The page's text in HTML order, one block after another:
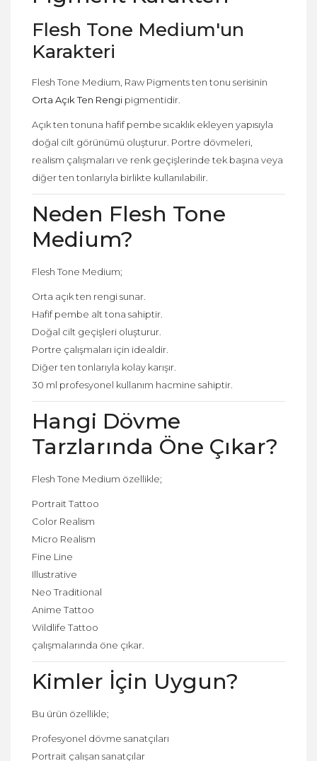
Flesh Tone Medium'un
Karakteri
Flesh Tone Medium, Raw Pigments ten tonu serisinin
Orta Açık Ten Rengi pigmentidir.
Açık ten tonuna hafif pembe sıcaklık ekleyen yapısıyla
doğal cilt görünümü oluşturur. Portre dövmeleri,
realism çalışmaları ve renk geçişlerinde tek başına veya
diğer ten tonlarıyla birlikte kullanılabilir.
Neden Flesh Tone
Medium?
Flesh Tone Medium;
Orta açık ten rengi sunar.
Hafif pembe alt tona sahiptir.
Doğal cilt geçişleri oluşturur.
Portre çalışmaları için idealdir.
Diğer ten tonlarıyla kolay karışır.
30 ml profesyonel kullanım hacmine sahiptir.
Hangi Dövme
Tarzlarında Öne Çıkar?
Flesh Tone Medium özellikle;
Portrait Tattoo
Color Realism
Micro Realism
Fine Line
Illustrative
Neo Traditional
Anime Tattoo
Wildlife Tattoo
çalışmalarında öne çıkar.
Kimler İçin Uygun?
Bu ürün özellikle;
Profesyonel dövme sanatçıları
Portrait çalışan sanatçılar